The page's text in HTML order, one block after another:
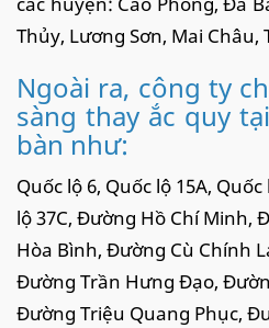
Thủy, Lương Sơn, Mai Châu,
Ngoài ra, công ty
sàng thay ắc quy
bàn như:
Quốc lộ 6, Quốc lộ 15A,
lộ 37C, Đường Hồ Chí Minh,
Hòa Bình, Đường Cù Chính
Đường Trần Hưng Đạo,
Đường Triệu Quang Phục,